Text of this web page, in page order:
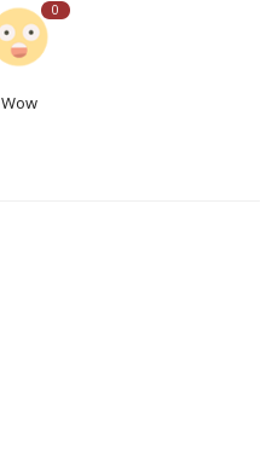
0
Wow